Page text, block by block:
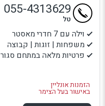
וילה עם 7 חדרי מאסטר
משפחות | זוגות | קבוצה
פרטיות מלאה במתחם סגור
הזמנות אונליין
באישור בעל הצימר
055-4313629
טל